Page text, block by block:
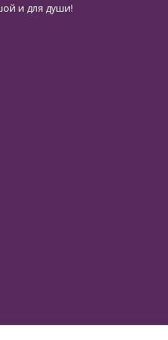
и для души!